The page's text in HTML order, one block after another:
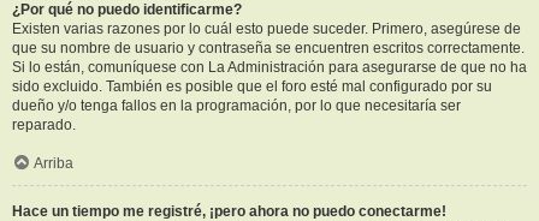
¿Por qué no puedo identificarme?
Existen varias razones por lo cuál esto puede suceder. Primero, asegúrese de
que su nombre de usuario y contraseña se encuentren escritos correctamente.
Si lo están, comuníquese con La Administración para asegurarse de que no ha
sido excluido. También es posible que el foro esté mal configurado por su
dueño y/o tenga fallos en la programación, por lo que necesitaría ser
reparado.
Arriba
Hace un tiempo me registré, ¡pero ahora no puedo conectarme!